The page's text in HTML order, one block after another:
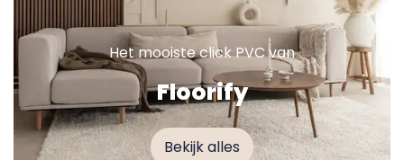
Het mooiste click PVC van
Floorify
Bekijk alles